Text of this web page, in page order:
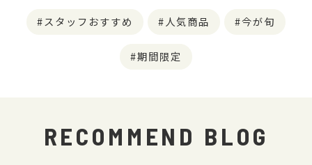
スタッフおすすめ 人気商品 今が旬
期間限定
RECOMMEND BLOG